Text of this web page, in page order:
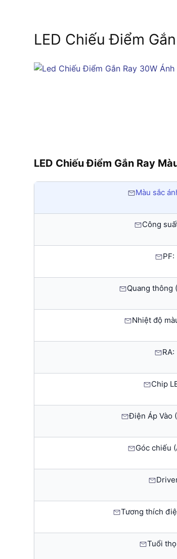
LED Chiếu Điểm
LED Chiếu Điểm Gắn Ray
Màu sắc
Công
PF:
Quang thông
Nhiệt độ
RA:
Chip
Điện Áp Vào
Góc chiếu
Tương thích
Tuổi